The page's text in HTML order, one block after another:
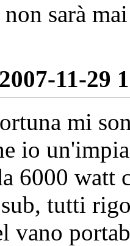
sarà
11-29
mi
io
6000 watt
tutti
vano